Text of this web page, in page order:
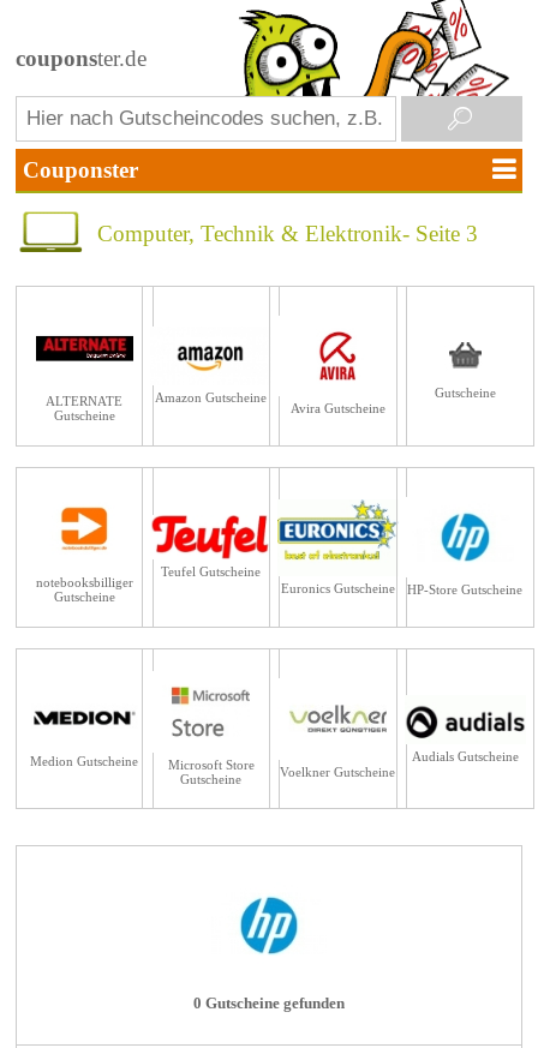
couponster.de
Computer, Technik & Elektronik- Seite 3
ALTERNATE
Gutscheine
Amazon Gutscheine
Avira Gutscheine
Gutscheine
notebooksbilliger
Gutscheine
Teufel Gutscheine
Euronics Gutscheine
HP-Store Gutscheine
Medion Gutscheine
Microsoft Store
Gutscheine
Voelkner Gutscheine
Audials Gutscheine
0 Gutscheine gefunden